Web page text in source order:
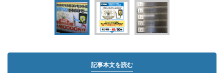
記事本文を読む